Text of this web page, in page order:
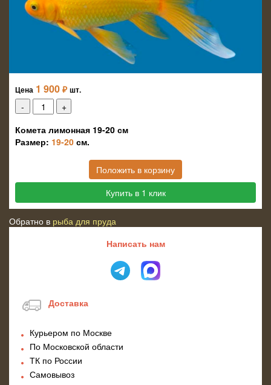
Цена 1 900 ₽ шт.
Комета лимонная 19-20 см
Размер: 19-20 см.
Положить в корзину
Купить в 1 клик
Обратно в рыба для пруда
Написать нам
Доставка
Курьером по Москве
По Московской области
ТК по России
Самовывоз